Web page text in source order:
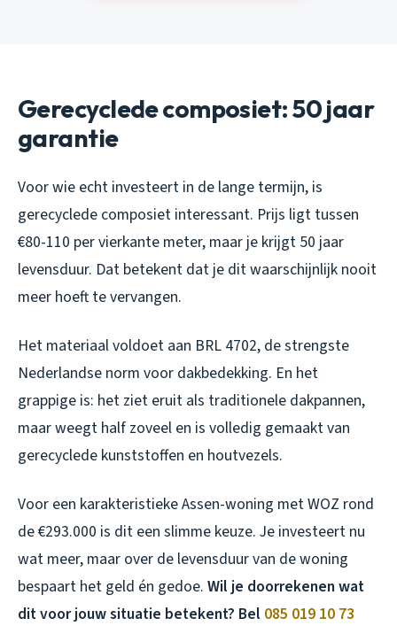
Gerecyclede composiet: 50 jaar
garantie
Voor wie echt investeert in de lange termijn, is
gerecyclede composiet interessant. Prijs ligt tussen
€80-110 per vierkante meter, maar je krijgt 50 jaar
levensduur. Dat betekent dat je dit waarschijnlijk nooit
meer hoeft te vervangen.
Het materiaal voldoet aan BRL 4702, de strengste
Nederlandse norm voor dakbedekking. En het
grappige is: het ziet eruit als traditionele dakpannen,
maar weegt half zoveel en is volledig gemaakt van
gerecyclede kunststoffen en houtvezels.
Voor een karakteristieke Assen-woning met WOZ rond
de €293.000 is dit een slimme keuze. Je investeert nu
wat meer, maar over de levensduur van de woning
bespaart het geld én gedoe. Wil je doorrekenen wat
dit voor jouw situatie betekent? Bel 085 019 10 73